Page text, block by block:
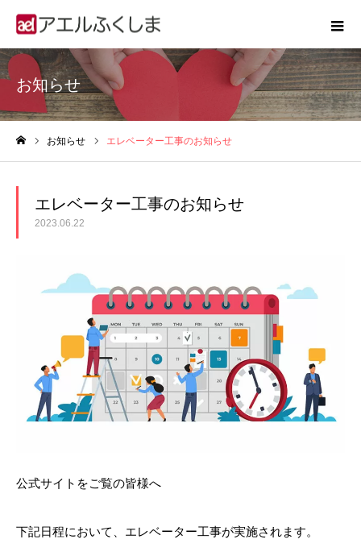
お知らせ
お知らせ エレベーター工事のお知らせ
エレベーター工事のお知らせ
2023.06.22
公式サイトをご覧の皆様へ
下記日程において、エレベーター工事が実施されます。